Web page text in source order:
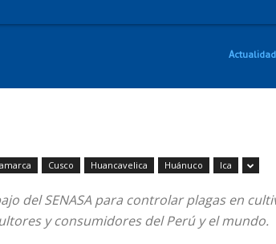
Actualidad
Cusco Huancavelica Huánuco Ica
del SENASA para controlar plagas en
y consumidores del Perú y el mundo.